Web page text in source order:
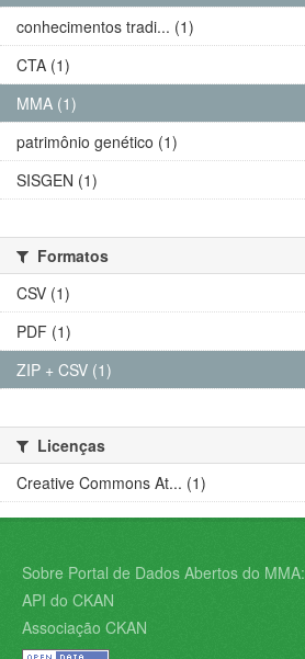
conhecimentos tradi... (1)
CTA (1)
MMA (1)
patrimônio genético (1)
SISGEN (1)
Formatos
CSV (1)
PDF (1)
ZIP + CSV (1)
Licenças
Creative Commons At... (1)
Sobre Portal de Dados Abertos do MMA:
API do CKAN
Associação CKAN